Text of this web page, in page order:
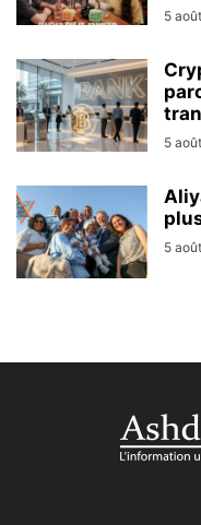
5
5
5